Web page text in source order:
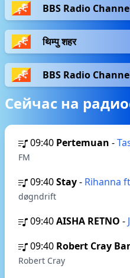
BBS Radio
थिम्पु शहर
BBS Radio
Сейчас на
09:40 Pertemuan -
FM
09:40Stay- Rihanna
døgndrift
09:40AISHA RETNO -
09:40 Robert Cray
Robert Cray